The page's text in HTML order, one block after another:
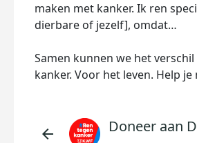
maken met kanker. Ik ren
dierbare of jezelf], omdat…
Samen kunnen we het verschil
kanker. Voor het leven. Help je
arrow_back Doneer aan